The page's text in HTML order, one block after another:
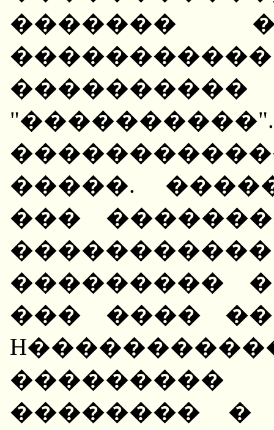
�������
�����.
���
���������
��� ����
�������� �